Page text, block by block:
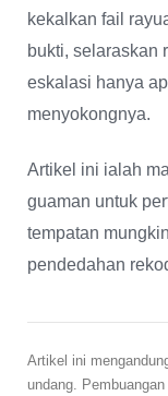
kekalkan fail
bukti, selaraskan
eskalasi hanya
menyokongnya.
Artikel ini ialah
guaman untuk
tempatan
pendedahan
Artikel ini
undang.